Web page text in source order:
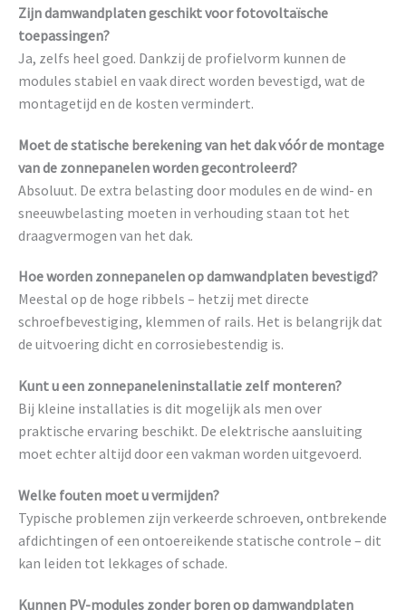
Zijn damwandplaten geschikt voor fotovoltaïsche
toepassingen?
Ja, zelfs heel goed. Dankzij de profielvorm kunnen de
modules stabiel en vaak direct worden bevestigd, wat de
montagetijd en de kosten vermindert.
Moet de statische berekening van het dak vóór de montage
van de zonnepanelen worden gecontroleerd?
Absoluut. De extra belasting door modules en de wind- en
sneeuwbelasting moeten in verhouding staan tot het
draagvermogen van het dak.
Hoe worden zonnepanelen op damwandplaten bevestigd?
Meestal op de hoge ribbels – hetzij met directe
schroefbevestiging, klemmen of rails. Het is belangrijk dat
de uitvoering dicht en corrosiebestendig is.
Kunt u een zonnepaneleninstallatie zelf monteren?
Bij kleine installaties is dit mogelijk als men over
praktische ervaring beschikt. De elektrische aansluiting
moet echter altijd door een vakman worden uitgevoerd.
Welke fouten moet u vermijden?
Typische problemen zijn verkeerde schroeven, ontbrekende
afdichtingen of een ontoereikende statische controle – dit
kan leiden tot lekkages of schade.
Kunnen PV-modules zonder boren op damwandplaten